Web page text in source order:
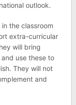
outlook.
the classroom
extra-curricular
will bring
use these to
They will not
and